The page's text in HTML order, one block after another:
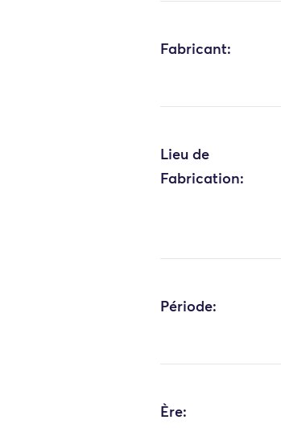
Fabricant:
Lieu de
Fabrication:
Période:
Ère: